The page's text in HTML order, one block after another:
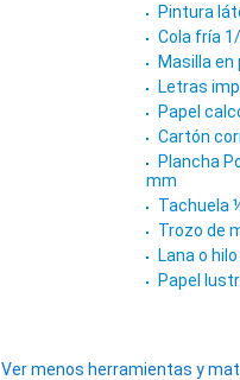
Pintura
Cola fría
Masilla
Letras
Papel
Cartón
Plancha
mm
Tachuela
Trozo de
Lana o
Papel
Ver menos herramientas y